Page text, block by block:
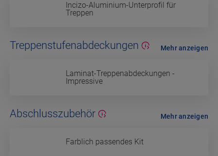
Incizo-Aluminium-Unterprofil für
Treppen
Treppenstufenabdeckungen
Laminat-Treppenabdeckungen -
Impressive
Mehr anzeigen
Abschlusszubehör
Farblich passendes Kit
Mehr anzeigen